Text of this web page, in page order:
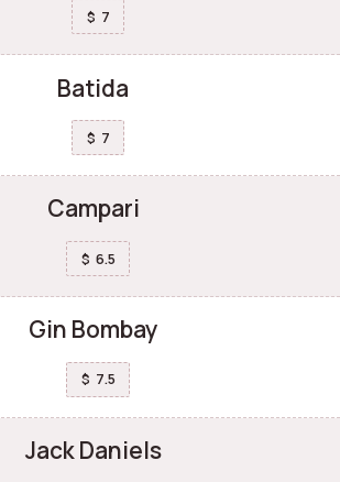
$ 7
Batida
$ 7
Campari
$ 6.5
Gin Bombay
$ 7.5
Jack Daniels